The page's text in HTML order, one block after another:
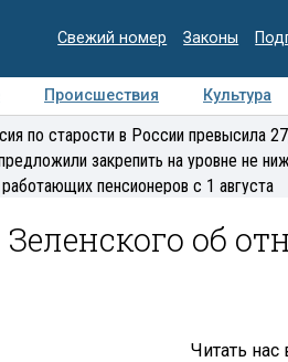
Свежий номер Законы
Происшествия Культура
Медиацентр Интервью
по старости в России превысила
закрепить на уровне не
пенсионеров с 1 августа
об
Читать нас